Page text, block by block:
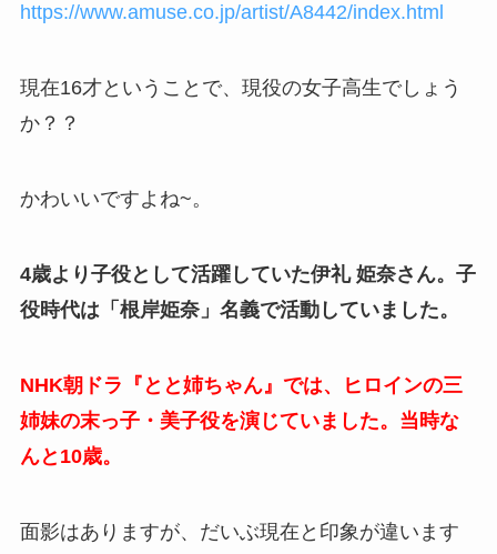
https://www.amuse.co.jp/artist/A8442/index.html
現在16才ということで、現役の女子高生でしょう
か？？
かわいいですよね~。
4歳より子役として活躍していた伊礼 姫奈さん。子
役時代は「根岸姫奈」名義で活動していました。
NHK朝ドラ『とと姉ちゃん』では、ヒロインの三
姉妹の末っ子・美子役を演じていました。当時な
んと10歳。
面影はありますが、だいぶ現在と印象が違います